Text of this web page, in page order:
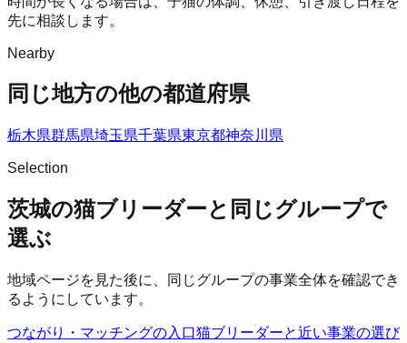
先に相談します。
Nearby
同じ地方の他の都道府県
栃木県群馬県埼玉県千葉県東京都神奈川県
Selection
茨城の猫ブリーダーと同じグループで
選ぶ
地域ページを見た後に、同じグループの事業全体を確認でき
るようにしています。
つながり・マッチングの入口猫ブリーダーと近い事業の選び